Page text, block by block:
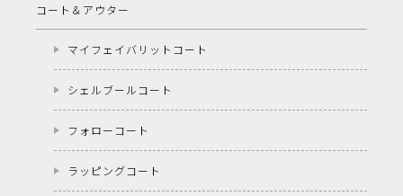
コート＆アウター
マイフェイバリットコート
シェルブールコート
フォローコート
ラッピングコート